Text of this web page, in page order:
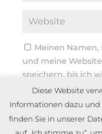
Meinen Namen,
und meine
speichern, bis ich
Diese Website
Informationen dazu und
finden Sie in unserer